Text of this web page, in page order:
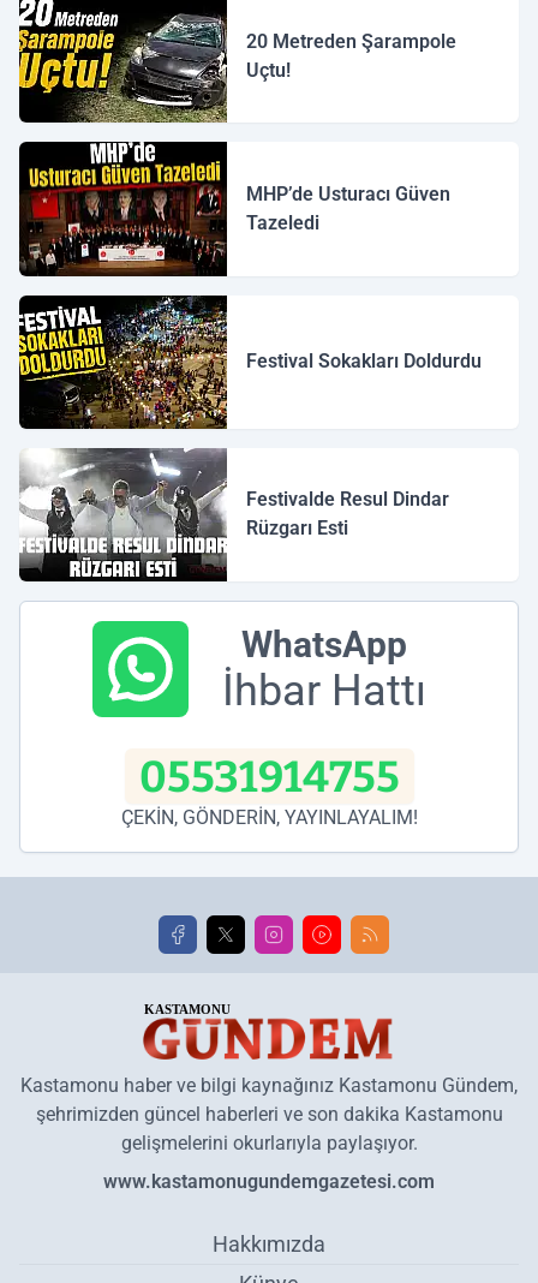
20 Metreden Şarampole
Uçtu!
MHP’de Usturacı Güven
Tazeledi
Festival Sokakları Doldurdu
Festivalde Resul Dindar
Rüzgarı Esti
WhatsApp
İhbar Hattı
05531914755
ÇEKİN, GÖNDERİN, YAYINLAYALIM!
Kastamonu haber ve bilgi kaynağınız Kastamonu Gündem,
şehrimizden güncel haberleri ve son dakika Kastamonu
gelişmelerini okurlarıyla paylaşıyor.
www.kastamonugundemgazetesi.com
Hakkımızda